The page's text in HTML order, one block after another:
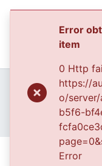
Home
Niño Jorge
Error
item
0 Http
https://
o/
b5f6-
Error